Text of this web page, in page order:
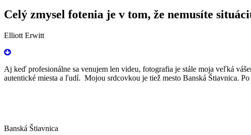
Celý zmysel fotenia je v tom, že nemusíte
Elliott Erwitt
Aj keď profesionálne sa venujem len videu, fotografia je stále moja veľká
autentické miesta a ľudí. Mojou srdcovkou je tiež mesto Banská Štiavnica.
Banská Štiavnica